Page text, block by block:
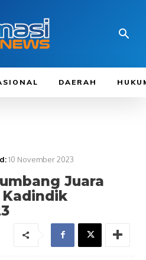
DAERAH
10 November 2023
Juara
Kadindik